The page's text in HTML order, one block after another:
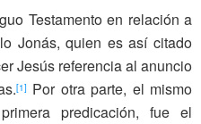
Testamento en relación a
Jonás, quien es así citado
Jesús referencia al anuncio
[1] Por otra parte, el mismo
predicación, fue el